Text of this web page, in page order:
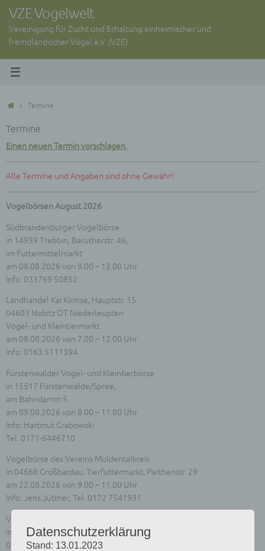
Inhalt
springen
VZE Vogelwelt
Vereinigung für Zucht und Erhaltung einheimischer und
fremdländischer Vögel e.V. (VZE)
StartTermine
Termine
Einen neuen Termin vorschlagen.
Alle Termine und Angaben sind ohne Gewähr!
Vogelbörsen August 2026
Südbrandenburger Vogelbörse
in 14959 Trebbin, Barutherstr. 46,
im Futtermittelmarkt
am 08.08.2026 von 8.00 – 12.00 Uhr
Info: 033769 50852
Landhandel Kai Kirmse, Hauptstr. 15
04603 Nobitz OT Niederleupten
Vogel- und Kleintiermarkt
am 08.08.2026 von 7.00 – 12.00 Uhr
Info: 0163 5111394
Fürstenwalder Vogel- und Kleintierbörse
in 15517 Fürstenwalde/Spree,
am Bahndamm 5
am 09.08.2026 von 8.00 – 11.00 Uhr
Info: Hartmut Grabowski
Tel. 0171-6446710
Vogelbörse des Vereins Muldentalkreis
In 04668 Großbardau, Tierfuttermarkt, Parthenstr. 29
am 22.08.2026 von 9.00 – 11.00 Uhr
Info: Jens Jüttner, Tel. 0172 7541931
Vogelbörse und Kleintiermarkt in
im Vereinshaus der Ziergeflügel- u. Exotenzüchter
01619 Zeithain, Feldstraße 1
Datenschutzerklärung
Stand: 13.01.2023